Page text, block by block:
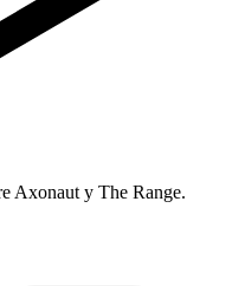
Axonaut y The Range.